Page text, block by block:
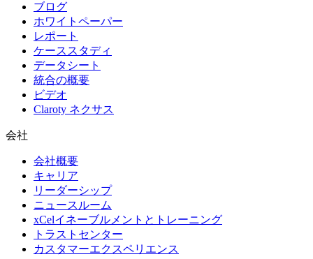
ブログ
ホワイトペーパー
レポート
ケーススタディ
データシート
統合の概要
ビデオ
Claroty ネクサス
会社
会社概要
キャリア
リーダーシップ
ニュースルーム
xCelイネーブルメントとトレーニング
トラストセンター
カスタマーエクスペリエンス